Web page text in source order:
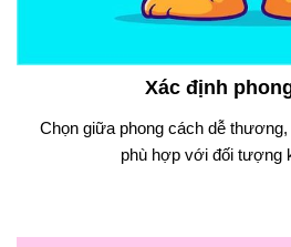
Xác định
Chọn giữa phong cách dễ
phù hợp với đối tượng